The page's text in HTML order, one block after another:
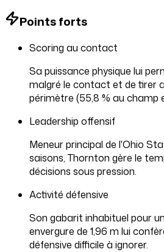
Points forts
Scoring au contact
Sa puissance physique lui
malgré le contact et de tirer
périmètre (55,8 % au champ
Leadership offensif
Meneur principal de l'Ohio
saisons, Thornton gère le
décisions sous pression.
Activité défensive
Son gabarit inhabituel pour
envergure de 1,96 m lui
défensive difficile à ignorer.